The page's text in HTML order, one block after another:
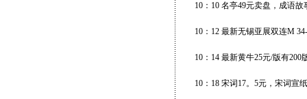
10：10 名亭49元卖盘，成语故
10：12 最新无锡亚展双连M
10：14 最新黄牛25元/版有
10：18 宋词17。5元，宋词宣